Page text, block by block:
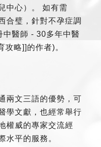
中心）。 如有需
合璧，針對不孕症調
中醫師 - 30多年中醫
攻略]]的作者)。
兩文三語的優勢，可
學文獻，也經常舉行
權威的專家交流經
水平的服務。